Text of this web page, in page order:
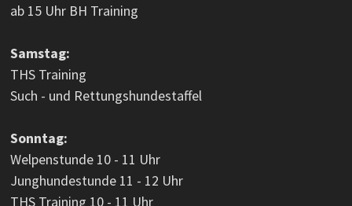
ab 15 Uhr BH Training
Samstag:
THS Training
Such - und Rettungshundestaffel
Sonntag:
Welpenstunde 10 - 11 Uhr
Junghundestunde 11 - 12 Uhr
THS Training 10 - 11 Uhr